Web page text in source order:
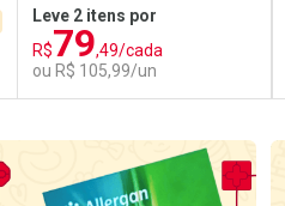
Leve 2 itens por
R$79,49/cada
ou R$ 105,99/un
Laboratório
Por Menos